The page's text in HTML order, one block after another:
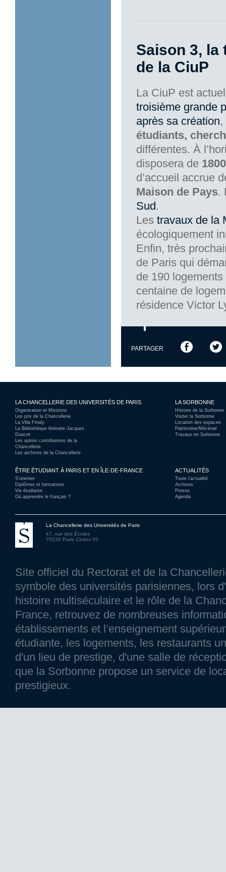
Saison 3, la
de la CiuP
La CiuP est
troisième grande
après sa création
étudiants,
différentes. À
disposera de
d’accueil accrue
Maison de Pays.
Sud.
Les travaux de la
écologiquement
Enfin, très
de Paris qui
de 190
centaine de
résidence Victor
PARTAGER
LA CHANCELLERIE DES UNIVERSITÉS DE PARIS
Organisation et Missions
Les prix de la Chancellerie
La Villa Finaly
La Bibliothèque littéraire Jacques
Doucet
Les autres contributions de la
Chancellerie
Les archives de la Chancellerie
LA SORBONNE
Histoire de la Sorbonne
Visiter la Sorbonne
Location des espaces
Patrimoine/Mécénat
Travaux en Sorbonne
ÊTRE ÉTUDIANT À PARIS ET EN ÎLE-DE-FRANCE
S’orienter
Diplômes et formations
Vie étudiante
Où apprendre le français ?
ACTUALITÉS
Toute l’actualité
Archives
Presse
Agenda
La Chancellerie des Universités de Paris
47, rue des Écoles
75230 Paris Cedex 05
Site officiel du Rectorat et de la
symbole des universités parisiennes, lors
histoire multiséculaire et le rôle de la
France, retrouvez de nombreuses
établissements et l’enseignement
étudiante, les logements, les restaurants
d'un lieu de prestige, d'une salle de
que la Sorbonne propose un service de
prestigieux.